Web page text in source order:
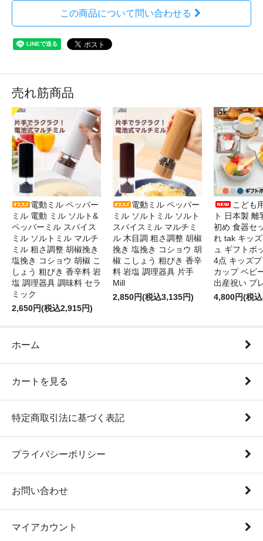
この商品について問い合わせる
売れ筋商品
電動ミル ペッパー
ミル 電動 ミル ソルト&
ペッパーミル スパイス
ミル ソルトミル マルチ
ミル 粗さ調整 胡椒挽き
塩挽き コショウ 胡椒 こ
しょう 粗びき 香辛料 岩
塩 調理器具 調味料 セラ
ミック
2,650円(税込2,915円)
電動ミル ペッパー
ミル ソルトミル ソルト
スパイスミル マルチミ
ル 木目調 粗さ調整 胡椒
挽き 塩挽き コショウ 胡
椒 こしょう 粗びき 香辛
料 岩塩 調理器具 片手
Mill
2,850円(税込3,135円)
こども
ト 日本製
初め 食器セ
れ tak キッ
ュ ギフトボ
4点 キッズ
カップ ベビ
出産祝い プ
4,800円(税
ホーム
カートを見る
特定商取引法に基づく表記
プライバシーポリシー
お問い合わせ
マイアカウント